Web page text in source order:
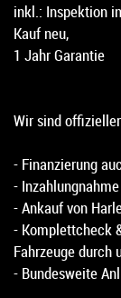
inkl.: Inspektion
Kauf neu,
1 Jahr Garantie
Wir sind
- Finanzierung
-
- Ankauf von
- Komplettcheck
Fahrzeuge durch
- Bundesweite